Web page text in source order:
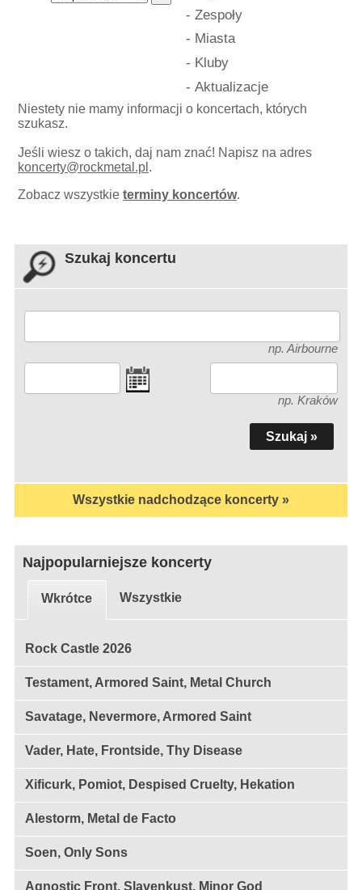
- Zespoły
- Miasta
- Kluby
- Aktualizacje
Niestety nie mamy informacji o koncertach, których
szukasz.
Jeśli wiesz o takich, daj nam znać! Napisz na adres
koncerty@rockmetal.pl .
Zobacz wszystkieterminy koncertów.
Szukaj koncertu
np. Airbourne
np. Kraków
Wszystkie nadchodzące koncerty »
Najpopularniejsze koncerty
Wkrótce Wszystkie
Rock Castle 2026
Testament, Armored Saint, Metal Church
Savatage, Nevermore, Armored Saint
Vader, Hate, Frontside, Thy Disease
Xificurk, Pomiot, Despised Cruelty, Hekation
Alestorm, Metal de Facto
Soen, Only Sons
Agnostic Front, Slavenkust, Minor God